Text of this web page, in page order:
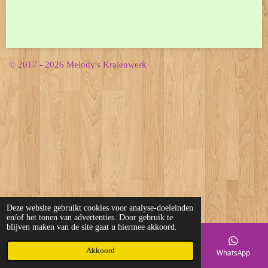
Deze website gebruikt cookies voor analyse-doeleinden
en/of het tonen van advertenties. Door gebruik te
blijven maken van de site gaat u hiermee akkoord.
Akkoord
© 2017 - 2026 Melody's Kralenwerk
Telefoonnummer WhatsApp